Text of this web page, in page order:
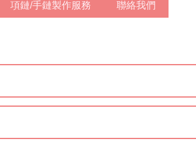
項鏈/手鏈製作服務 聯絡我們